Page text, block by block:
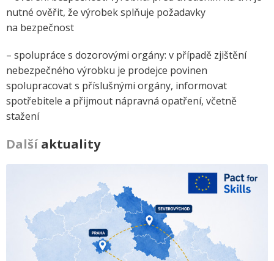
nutné ověřit, že výrobek splňuje požadavky
na bezpečnost
– spolupráce s dozorovými orgány: v případě zjištění
nebezpečného výrobku je prodejce povinen
spolupracovat s příslušnými orgány, informovat
spotřebitele a přijmout nápravná opatření, včetně
stažení
Další aktuality